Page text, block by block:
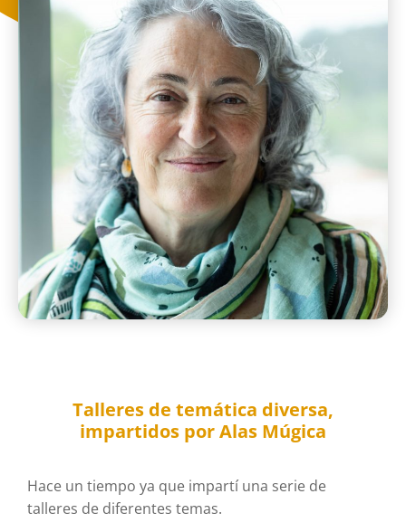
Talleres de temática diversa,
impartidos por Alas Múgica
Hace un tiempo ya que impartí una serie de
talleres de diferentes temas.